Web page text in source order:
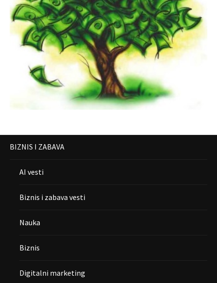
BIZNIS I ZABAVA
AI vesti
Biznis i zabava vesti
Nauka
Biznis
Digitalni marketing